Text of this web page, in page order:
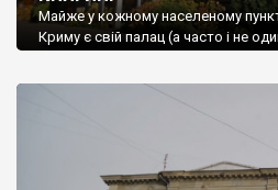
Майже у кожному населеному
Криму є свій палац (а часто і не